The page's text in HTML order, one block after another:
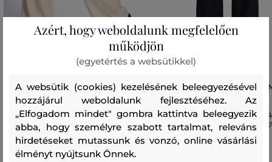
NADRÁG ASPESI PANTALONE
MOD.0122
119 990 Ft
83 990 Ft
Elérhető méretek:
42
NADRÁG DIESEL P-HANT-
PGBS TROUSERS
Elérhető méretek:
Azért, hogy weboldalunk megfelelően
működjön
(egyetértés a websütikkel)
A websütik (cookies) kezelésének beleegyezésével
hozzájárul weboldalunk fejlesztéséhez. Az
„Elfogadom mindet" gombra kattintva beleegyezik
abba, hogy személyre szabott tartalmat, releváns
hirdetéseket mutassunk és vonzó, online vásárlási
élményt nyújtsunk Önnek.